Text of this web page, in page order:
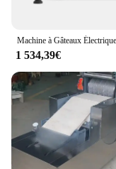
1 534,39€